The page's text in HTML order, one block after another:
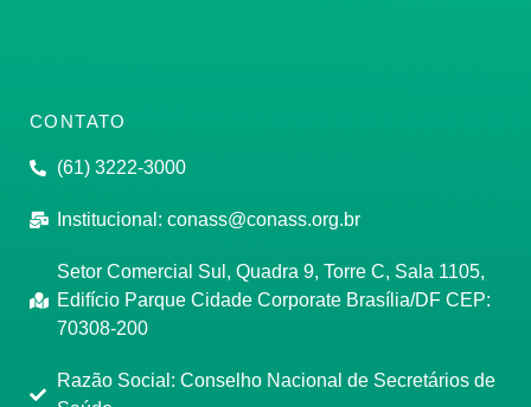
CONTATO
(61) 3222-3000
Institucional: conass@conass.org.br
Setor Comercial Sul, Quadra 9, Torre C, Sala 1105,
Edifício Parque Cidade Corporate Brasília/DF CEP:
70308-200
Razão Social: Conselho Nacional de Secretários de